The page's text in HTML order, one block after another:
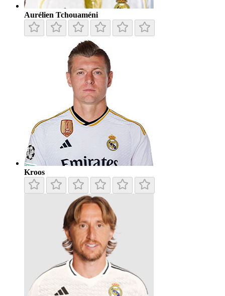
Aurélien Tchouaméni
Kroos